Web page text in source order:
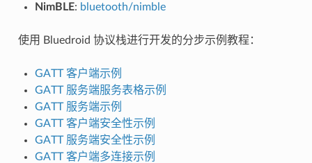
NimBLE: bluetooth/nimble
使用 Bluedroid 协议栈进行开发的分步示例教程：
GATT 客户端示例
GATT 服务端服务表格示例
GATT 服务端示例
GATT 客户端安全性示例
GATT 服务端安全性示例
GATT 客户端多连接示例